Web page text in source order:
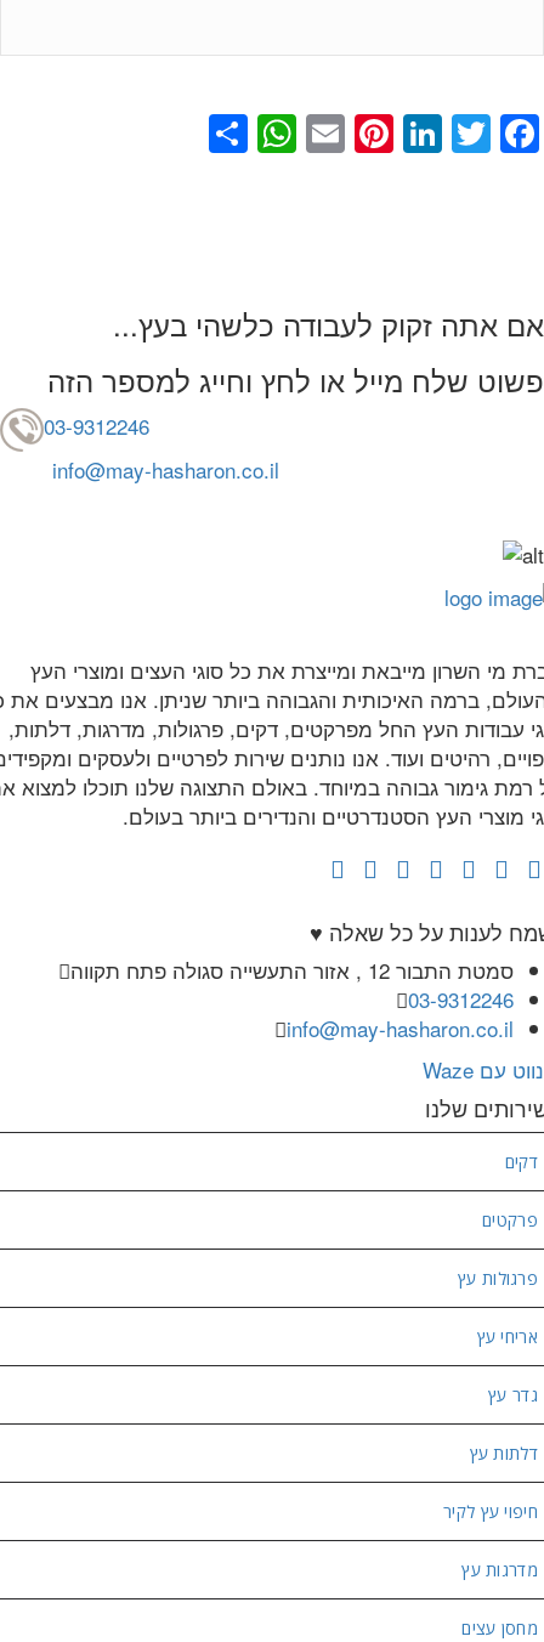
Facebook
Twitter
LinkedIn
Pinterest
Email
WhatsApp
...אם אתה זקוק לעבודה כלשהי בעץ
פשוט שלח מייל או לחץ וחייג למספר הזה
03-9312246
info@may-hasharon.co.il
מי השרון מייבאת ומייצרת את כל סוגי העצים ומוצרי העץ
ברמה האיכותית והגבוהה ביותר שניתן. אנו מבצעים את
עבודות העץ החל מפרקטים, דקים, פרגולות, מדרגות, דלתות,
רהיטים ועוד. אנו נותנים שירות לפרטיים ולעסקים
רמת גימור גבוהה במיוחד. באולם התצוגה שלנו תוכלו למצוא
מוצרי העץ הסטנדרטיים והנדירים ביותר בעולם.
לענות על כל שאלה ♥
סמטת התבור 12 , אזור התעשייה סגולה פתח תקווה
03-9312246
info@may-hasharon.co.il
נווט עם Waze
שלנו
דקים
פרקטים
פרגולות עץ
אריחי עץ
גדר עץ
דלתות עץ
חיפוי עץ לקיר
מדרגות עץ
מחסן עצים